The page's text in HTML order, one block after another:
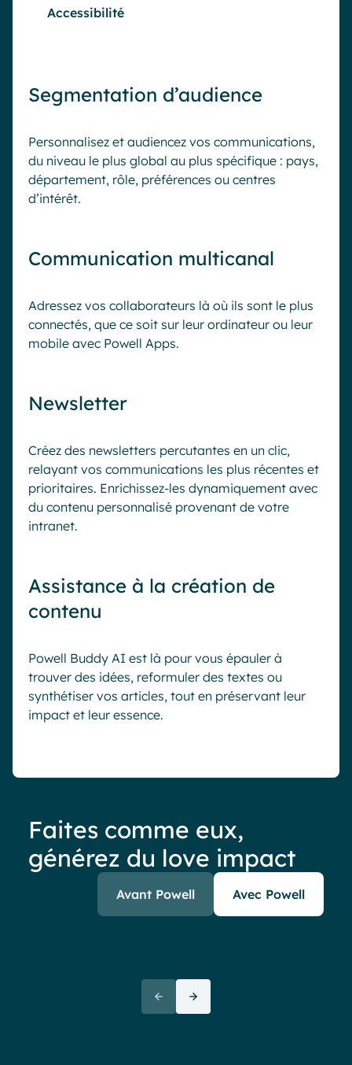
Accessibilité
Segmentation d’audience
Personnalisez et audiencez vos communications,
du niveau le plus global au plus spécifique : pays,
département, rôle, préférences ou centres
d’intérêt.
Communication multicanal
Adressez vos collaborateurs là où ils sont le plus
connectés, que ce soit sur leur ordinateur ou leur
mobile avec Powell Apps.
Newsletter
Créez des newsletters percutantes en un clic,
relayant vos communications les plus récentes et
prioritaires. Enrichissez-les dynamiquement avec
du contenu personnalisé provenant de votre
intranet.
Assistance à la création de
contenu
Powell Buddy AI est là pour vous épauler à
trouver des idées, reformuler des textes ou
synthétiser vos articles, tout en préservant leur
impact et leur essence.
Faites comme eux,
générez du love impact
Avant Powell Avec Powell
solicités pour créer un sourire.
Utiliser Powell reviendrait donc à